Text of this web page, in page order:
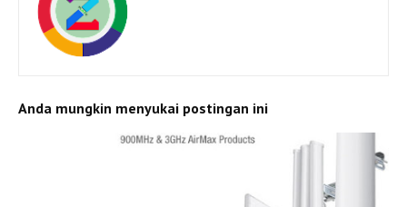
Anda mungkin menyukai postingan ini